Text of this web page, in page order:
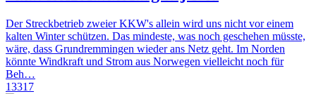
Der Streckbetrieb zweier KKW's allein wird uns nicht vor einem
kalten Winter schützen. Das mindeste, was noch geschehen müsste,
wäre, dass Grundremmingen wieder ans Netz geht. Im Norden
könnte Windkraft und Strom aus Norwegen vielleicht noch für
Beh…
13317